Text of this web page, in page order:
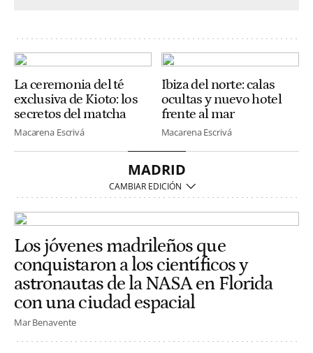
La ceremonia del té
exclusiva de Kioto: los
secretos del matcha
Macarena Escrivá
Ibiza del norte: calas
ocultas y nuevo hotel
frente al mar
Macarena Escrivá
MADRID
Los jóvenes madrileños que
conquistaron a los científicos y
astronautas de la NASA en Florida
con una ciudad espacial
Mar Benavente